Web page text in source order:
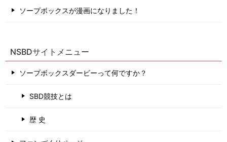
ソープボックスが漫画になりました！
NSBDサイトメニュー
ソープボックスダービーって何ですか？
SBD競技とは
歴 史